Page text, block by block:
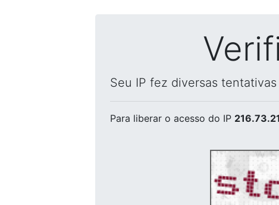
Seu IP fez diversas
Para liberar o acesso do IP